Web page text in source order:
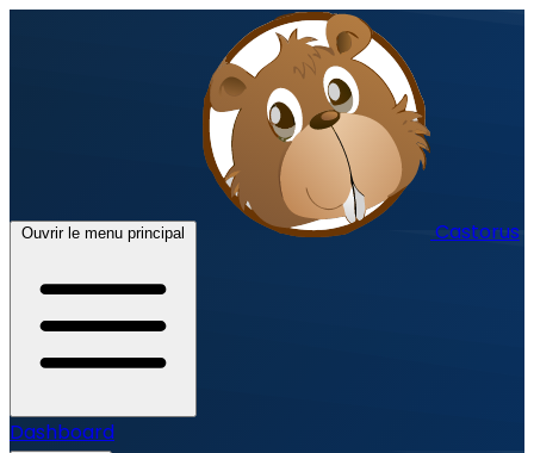
Ouvrir le menu principal Castorus
Dashboard